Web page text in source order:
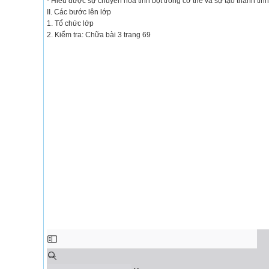
II. Các bước lên lớp
1. Tổ chức lớp
2. Kiểm tra: Chữa bài 3 trang 69